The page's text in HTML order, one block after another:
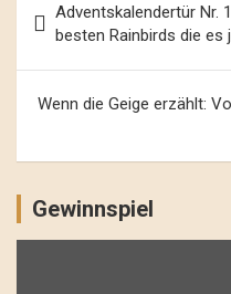
Navigation
Adventskalendertür Nr.
besten Rainbirds die es
Wenn die Geige erzählt:
Gewinnspiel